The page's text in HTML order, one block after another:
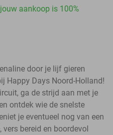
aankoop is 100%
door je lijf gieren
Happy Days Noord-Holland!
ga de strijd aan met je
ontdek wie de snelste
je eventueel nog van een
bereid en boordevol